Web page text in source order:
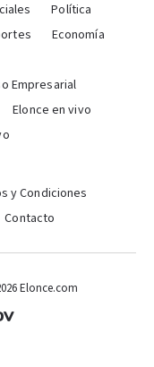
Política
Economía
Empresarial
Elonce en vivo
y Condiciones
Contacto
Elonce.com